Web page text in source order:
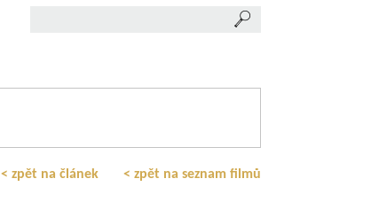
< zpět na článek < zpět na seznam filmů